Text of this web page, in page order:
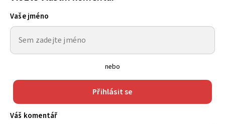
Vaše jméno
nebo
Přihlásit se
Váš komentář